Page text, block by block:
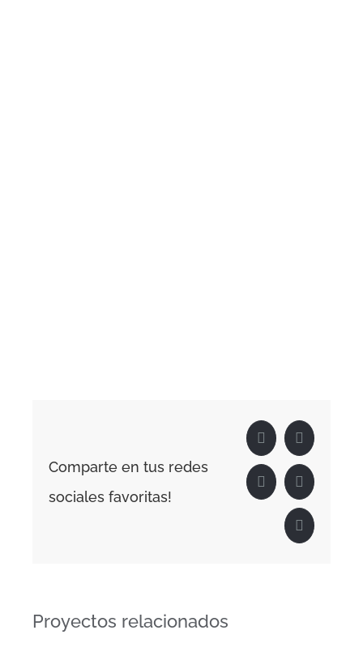
Comparte en tus redes
sociales favoritas!
Facebook
X
LinkedInWhatsApp
Correo
electrónico
Proyectos relacionados